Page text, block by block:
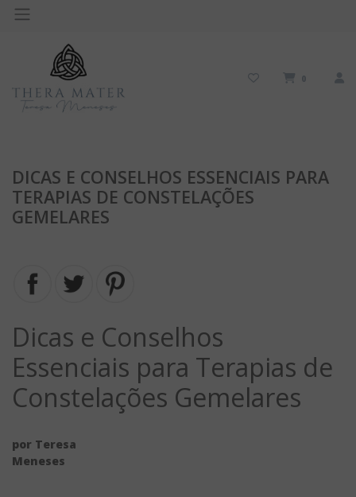
0
DICAS E CONSELHOS ESSENCIAIS PARA
TERAPIAS DE CONSTELAÇÕES
GEMELARES
Dicas e Conselhos
Essenciais para Terapias de
Constelações Gemelares
por Teresa
Meneses